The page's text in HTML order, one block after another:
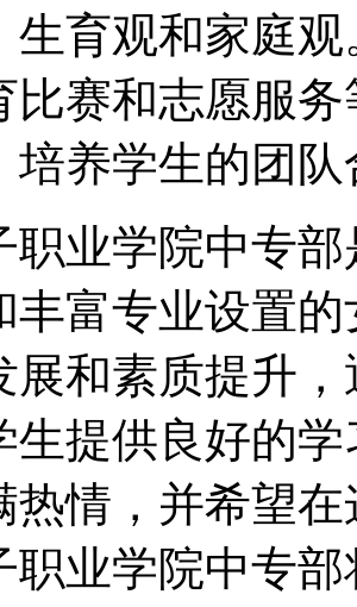
生育观和家庭
比赛和志愿服
培养学生的团
职业学院中专
丰富专业设置
展和素质提升
生提供良好的
热情，并希望
职业学院中专